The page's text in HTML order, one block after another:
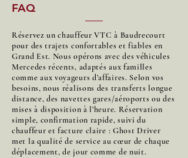
FAQ
Réservez un chauffeur VTC à Baudrecourt
pour des trajets confortables et fiables en
Grand Est. Nous opérons avec des véhicules
Mercedes récents, adaptés aux familles
comme aux voyageurs d’affaires. Selon vos
besoins, nous réalisons des transferts longue
distance, des navettes gares/aéroports ou des
mises à disposition à l’heure. Réservation
simple, confirmation rapide, suivi du
chauffeur et facture claire : Ghost Driver
met la qualité de service au cœur de chaque
déplacement, de jour comme de nuit.